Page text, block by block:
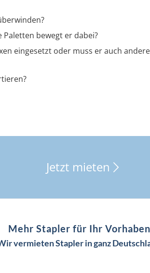
Paletten bewegt er dabei?
eingesetzt oder muss er auch andere
Jetzt mieten
Mehr Stapler für Ihr
vermieten Stapler in ganz